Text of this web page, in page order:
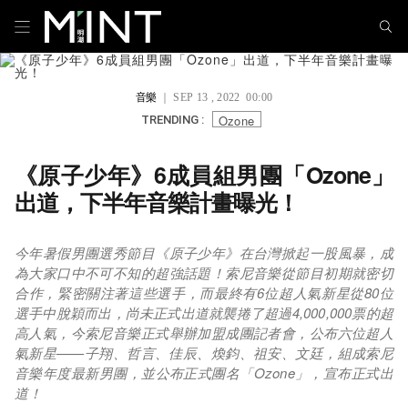
音樂｜ SEP 13 , 2022 00:00
TRENDING : Ozone
《原子少年》6成員組男團「Ozone」
出道，下半年音樂計畫曝光！
今年暑假男團選秀節目《原子少年》在台灣掀起一股風暴，成
為大家口中不可不知的超強話題！索尼音樂從節目初期就密切
合作，緊密關注著這些選手，而最終有6位超人氣新星從80位
選手中脫穎而出，尚未正式出道就襲捲了超過4,000,000票的超
高人氣，今索尼音樂正式舉辦加盟成團記者會，公布六位超人
氣新星——子翔、哲言、佳辰、煥鈞、祖安、文廷，組成索尼
音樂年度最新男團，並公布正式團名「Ozone」，宣布正式出
道！